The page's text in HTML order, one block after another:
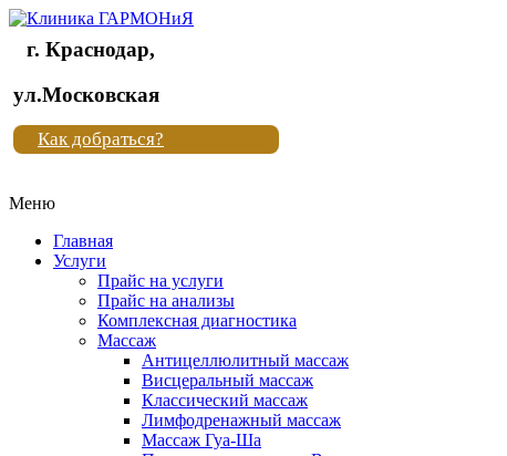
Клиника
"Новая
жизнь"
Клиника
жизнь"
г. Краснодар,
ул.Московская
Как добраться?
Меню
Главная
Услуги
Прайс на услуги
Прайс на анализы
Комплексная диагностика
Массаж
Антицеллюлитный массаж
Висцеральный массаж
Классический массаж
Лимфодренажный массаж
Массаж Гуа-Ша